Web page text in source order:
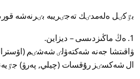
بٷكٸل ەلەمدٸك تەجٸريبە بٸرنەشە
1. ەڭ ماڭىزدىسى – ديزاين.
ۋاقىتشا جەنە شەكتەۋلٸ شەشٸم
ال شەكسٸز رۇقسات (چيلي, پەرۋ)